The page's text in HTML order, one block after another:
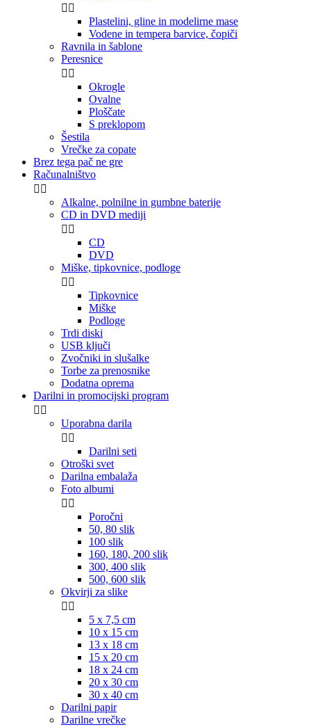
 
Plastelini, gline in modelirne mase
Vodene in tempera barvice, čopiči
Ravnila in šablone
Peresnice
 
Okrogle
Ovalne
Ploščate
S preklopom
Šestila
Vrečke za copate
Brez tega pač ne gre
Računalništvo
 
Alkalne, polnilne in gumbne baterije
CD in DVD mediji
 
CD
DVD
Miške, tipkovnice, podloge
 
Tipkovnice
Miške
Podloge
Trdi diski
USB ključi
Zvočniki in slušalke
Torbe za prenosnike
Dodatna oprema
Darilni in promocijski program
 
Uporabna darila
 
Darilni seti
Otroški svet
Darilna embalaža
Foto albumi
 
Poročni
50, 80 slik
100 slik
160, 180, 200 slik
300, 400 slik
500, 600 slik
Okvirji za slike
 
5 x 7,5 cm
10 x 15 cm
13 x 18 cm
15 x 20 cm
18 x 24 cm
20 x 30 cm
30 x 40 cm
Darilni papir
Darilne vrečke